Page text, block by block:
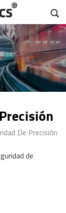
De Precisión
de